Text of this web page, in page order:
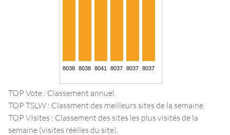
TOP Vote : Classement annuel.
TOP TSLW : Classment des meilleurs sites de la semaine.
TOP VIsites : Classement des sites les plus visités de la
semaine (visites réèlles du site).